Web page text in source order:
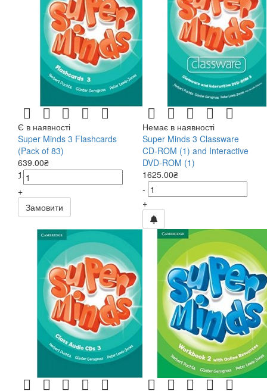
Є в наявності
Super Minds 3 Flashcards
(Pack of 83)
639.00₴
1278.00₴
-
+
Замовити
Немає в наявності
Super Minds 3 Classware
CD-ROM (1) and Interactive
DVD-ROM (1)
1625.00₴
-
+